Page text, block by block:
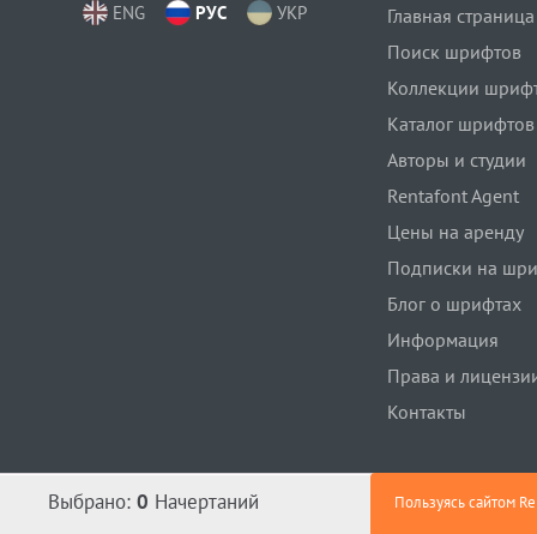
Выбрано: 0 Начертаний
ENG РУС УКР
Главная страница
Поиск шрифтов
Коллекции
Каталог шрифтов
Авторы и студии
Rentafont Agent
Цены на аренду
Подписки на
Блог о шрифтах
Информация
Права и
Контакты
Политика конфиденциальности,
Пользуясь сайтом